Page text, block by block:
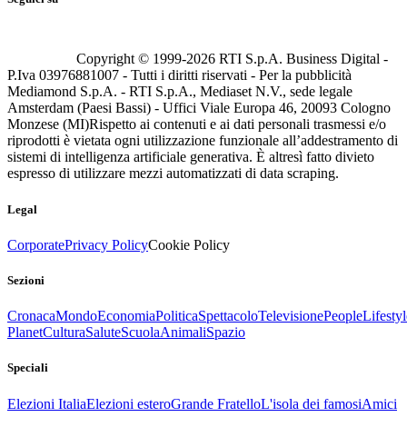
Copyright © 1999-2026 RTI S.p.A. Business Digital -
P.Iva 03976881007 - Tutti i diritti riservati - Per la pubblicità
Mediamond S.p.A. - RTI S.p.A., Mediaset N.V., sede legale
Amsterdam (Paesi Bassi) - Uffici Viale Europa 46, 20093 Cologno
Monzese (MI)Rispetto ai contenuti e ai dati personali trasmessi e/o
riprodotti è vietata ogni utilizzazione funzionale all’addestramento di
sistemi di intelligenza artificiale generativa. È altresì fatto divieto
espresso di utilizzare mezzi automatizzati di data scraping.
Legal
CorporatePrivacy PolicyCookie Policy
Sezioni
CronacaMondoEconomiaPoliticaSpettacoloTelevisionePeople
PlanetCulturaSaluteScuolaAnimaliSpazio
Speciali
Elezioni ItaliaElezioni esteroGrande FratelloL'isola dei famosiAmici